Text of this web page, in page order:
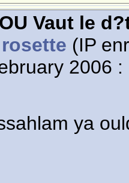
Vaut le
rosette (IP
2006 :
ya